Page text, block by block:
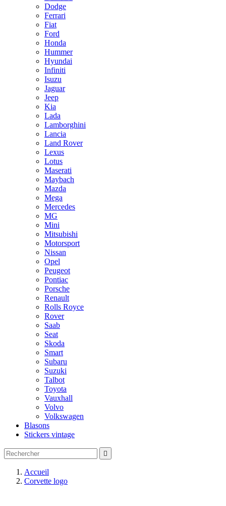
Dodge
Ferrari
Fiat
Ford
Honda
Hummer
Hyundai
Infiniti
Isuzu
Jaguar
Jeep
Kia
Lada
Lamborghini
Lancia
Land Rover
Lexus
Lotus
Maserati
Maybach
Mazda
Mega
Mercedes
MG
Mini
Mitsubishi
Motorsport
Nissan
Opel
Peugeot
Pontiac
Porsche
Renault
Rolls Royce
Rover
Saab
Seat
Skoda
Smart
Subaru
Suzuki
Talbot
Toyota
Vauxhall
Volvo
Volkswagen
Blasons
Stickers vintage

Accueil
Corvette logo